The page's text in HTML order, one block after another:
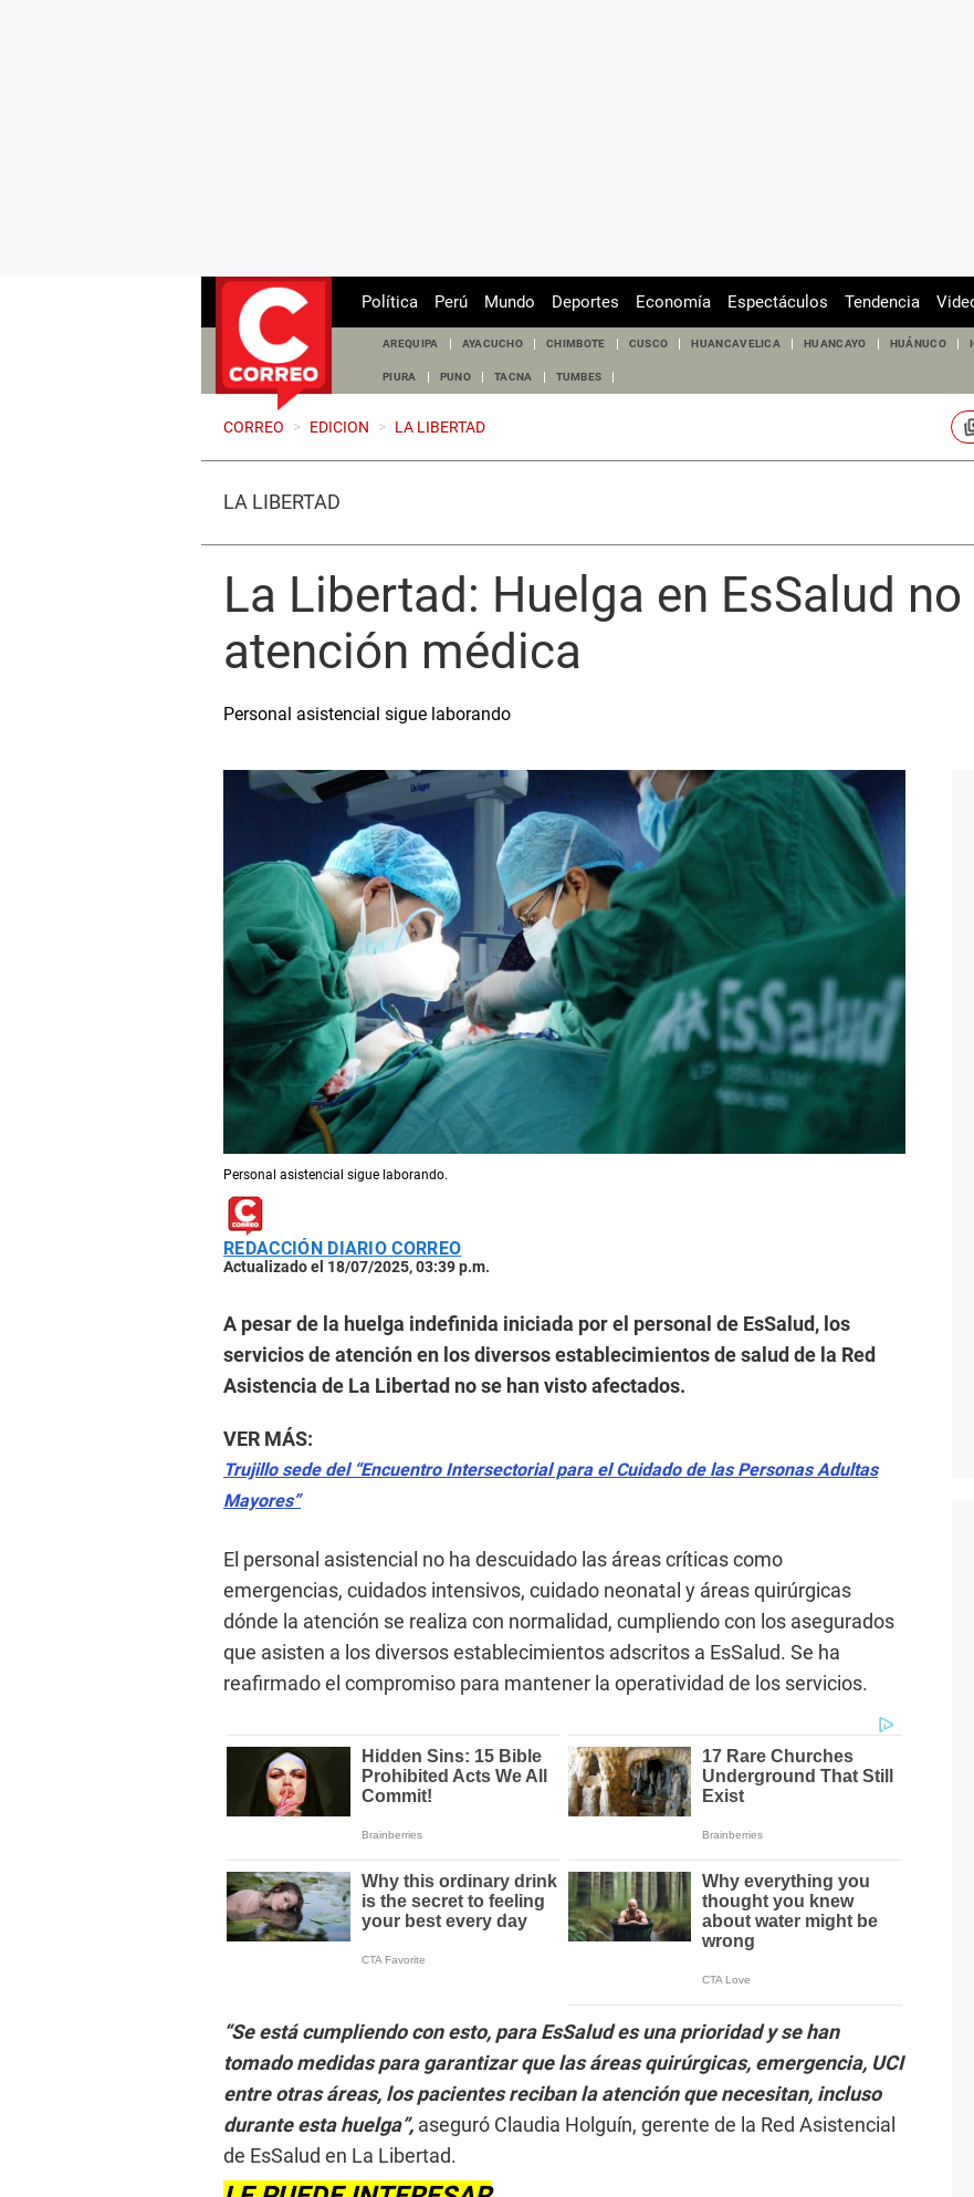
Política Perú Mundo Deportes Economía Espectáculos Tendencia
AREQUIPA AYACUCHO CHIMBOTE CUSCO HUANCAVELICA HUANCAYO HUÁNUCO
PIURA PUNO TACNA TUMBES
CORREO > EDICION > LA LIBERTAD
LA LIBERTAD
La Libertad: Huelga en EsSalud
atención médica
Personal asistencial sigue laborando
Personal asistencial sigue laborando.
REDACCIÓN DIARIO CORREO
Actualizado el 18/07/2025, 03:39 p.m.
A pesar de la huelga indefinida iniciada por el personal de EsSalud, los
servicios de atención en los diversos establecimientos de salud de la Red
Asistencia de La Libertad no se han visto afectados.
VER MÁS:
Trujillo sede del “Encuentro Intersectorial para el Cuidado de las Personas Adultas
Mayores”
El personal asistencial no ha descuidado las áreas críticas como
emergencias, cuidados intensivos, cuidado neonatal y áreas quirúrgicas
dónde la atención se realiza con normalidad, cumpliendo con los asegurados
que asisten a los diversos establecimientos adscritos a EsSalud. Se ha
reafirmado el compromiso para mantener la operatividad de los servicios.
“Se está cumpliendo con esto, para EsSalud es una prioridad y se han
tomado medidas para garantizar que las áreas quirúrgicas, emergencia, UCI
entre otras áreas, los pacientes reciban la atención que necesitan, incluso
durante esta huelga”, aseguró Claudia Holguín, gerente de la Red Asistencial
de EsSalud en La Libertad.